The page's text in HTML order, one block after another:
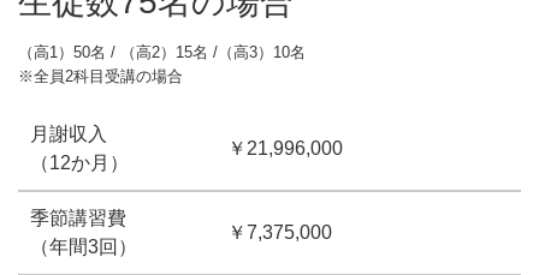
（高1）50名 / （高2）15名 /（高3）10名
※全員2科目受講の場合
月謝収入
（12か月）
￥21,996,000
季節講習費
（年間3回）
￥7,375,000